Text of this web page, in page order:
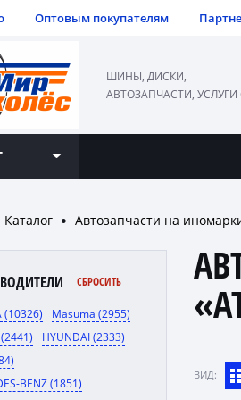
Оптовым покупателям
ШИНЫ, ДИСКИ,
АВТОЗАПЧАСТИ, УСЛУГИ
Каталог ● Автозапчасти на
СБРОСИТЬ
(10326)
Masuma (2955)
HYUNDAI (2333)
BENZ (1851)
ВИД: